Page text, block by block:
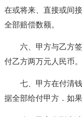
在或将来、直接或间
全部赔偿数额。
六、甲方与乙方
付乙方两万元人民币。
七、甲方在付清
据全部给付甲方．如